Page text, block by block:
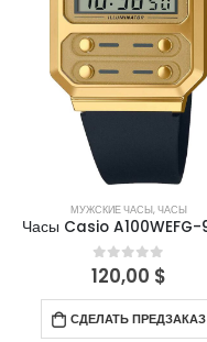
МУЖСКИЕ ЧАСЫ,ЧАСЫ
0out of 5
120,00 $
СДЕЛАТЬ ПРЕДЗАКАЗ